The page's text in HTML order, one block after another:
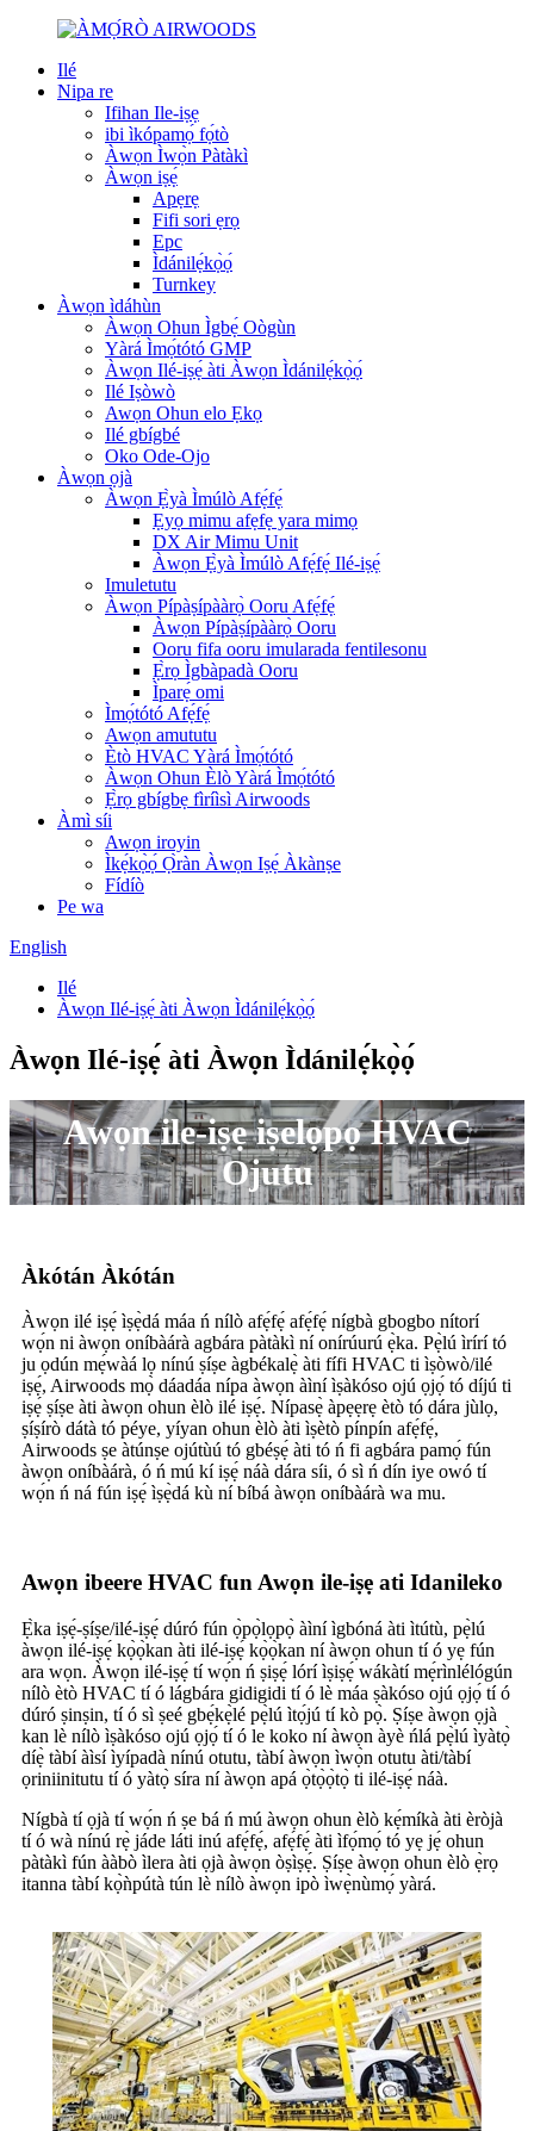
Ilé
Nipa re
Ifihan Ile-iṣẹ
ibi ìkópamọ́ fọ́tò
Àwọn Ìwọ̀n Pàtàkì
Àwọn iṣẹ́
Apẹrẹ
Fifi sori ẹrọ
Epc
Ìdánilẹ́kọ̀ọ́
Turnkey
Àwọn ìdáhùn
Àwọn Ohun Ìgbẹ́ Oògùn
Yàrá Ìmọ́tótó GMP
Àwọn Ilé-iṣẹ́ àti Àwọn Ìdánilẹ́kọ̀ọ́
Ilé Iṣòwò
Awọn Ohun elo Ẹkọ
Ilé gbígbé
Oko Ode-Ojo
Àwọn ọjà
Àwọn Ẹ̀yà Ìmúlò Afẹ́fẹ́
Ẹyọ mimu afẹfẹ yara mimọ
DX Air Mimu Unit
Àwọn Ẹ̀yà Ìmúlò Afẹ́fẹ́ Ilé-iṣẹ́
Imuletutu
Àwọn Pípàṣípààrọ̀ Ooru Afẹ́fẹ́
Àwọn Pípàṣípààrọ̀ Ooru
Ooru fifa ooru imularada fentilesonu
Ẹ̀rọ Ìgbàpadà Ooru
Ìparẹ́ omi
Ìmọ́tótó Afẹ́fẹ́
Awọn amututu
Ètò HVAC Yàrá Ìmọ́tótó
Àwọn Ohun Èlò Yàrá Ìmọ́tótó
Ẹ̀rọ gbígbẹ fìríìsì Airwoods
Àmì síi
Awọn iroyin
Ìkẹ́kọ̀ọ́ Ọ̀ràn Àwọn Iṣẹ́ Àkànṣe
Fídíò
Pe wa
English
Ilé
Àwọn Ilé-iṣẹ́ àti Àwọn Ìdánilẹ́kọ̀ọ́
Àwọn Ilé-iṣẹ́ àti Àwọn Ìdánilẹ́kọ̀ọ́
Awọn ile-iṣẹ iṣelọpọ HVAC
Ojutu
Àkótán Àkótán
Àwọn ilé iṣẹ́ ìṣẹ̀dá máa ń nílò afẹ́fẹ́ afẹ́fẹ́ nígbà gbogbo nítorí
wọ́n ni àwọn oníbàárà agbára pàtàkì ní onírúurú ẹ̀ka. Pẹ̀lú ìrírí tó
ju ọdún mẹ́wàá lọ nínú ṣíṣe àgbékalẹ̀ àti fífi HVAC ti ìṣòwò/ilé
iṣẹ́, Airwoods mọ̀ dáadáa nípa àwọn àìní ìṣàkóso ojú ọjọ́ tó díjú ti
iṣẹ́ ṣíṣe àti àwọn ohun èlò ilé iṣẹ́. Nípasẹ̀ àpẹẹrẹ ètò tó dára jùlọ,
ṣíṣírò dátà tó péye, yíyan ohun èlò àti ìṣètò pínpín afẹ́fẹ́,
Airwoods ṣe àtúnṣe ojútùú tó gbéṣẹ́ àti tó ń fi agbára pamọ́ fún
àwọn oníbàárà, ó ń mú kí iṣẹ́ náà dára síi, ó sì ń dín iye owó tí
wọ́n ń ná fún iṣẹ́ ìṣẹ̀dá kù ní bíbá àwọn oníbàárà wa mu.
Awọn ibeere HVAC fun Awọn ile-iṣẹ ati Idanileko
Ẹ̀ka iṣẹ́-ṣíṣe/ilé-iṣẹ́ dúró fún ọ̀pọ̀lọpọ̀ àìní ìgbóná àti ìtútù, pẹ̀lú
àwọn ilé-iṣẹ́ kọ̀ọ̀kan àti ilé-iṣẹ́ kọ̀ọ̀kan ní àwọn ohun tí ó yẹ fún
ara wọn. Àwọn ilé-iṣẹ́ tí wọ́n ń ṣiṣẹ́ lórí ìṣiṣẹ́ wákàtí mẹ́rìnlélógún
nílò ètò HVAC tí ó lágbára gidigidi tí ó lè máa ṣàkóso ojú ọjọ́ tí ó
dúró ṣinṣin, tí ó sì ṣeé gbẹ́kẹ̀lé pẹ̀lú ìtọ́jú tí kò pọ̀. Ṣíṣe àwọn ọjà
kan lè nílò ìṣàkóso ojú ọjọ́ tí ó le koko ní àwọn àyè ńlá pẹ̀lú ìyàtọ̀
díẹ̀ tàbí àìsí ìyípadà nínú otutu, tàbí àwọn ìwọ̀n otutu àti/tàbí
ọriniinitutu tí ó yàtọ̀ síra ní àwọn apá ọ̀tọ̀ọ̀tọ̀ ti ilé-iṣẹ́ náà.
Nígbà tí ọjà tí wọ́n ń ṣe bá ń mú àwọn ohun èlò kẹ́míkà àti èròjà
tí ó wà nínú rẹ̀ jáde láti inú afẹ́fẹ́, afẹ́fẹ́ àti ìfọ́mọ́ tó yẹ jẹ́ ohun
pàtàkì fún ààbò ìlera àti ọjà àwọn òṣìṣẹ́. Ṣíṣe àwọn ohun èlò ẹ̀rọ
itanna tàbí kọ̀ǹpútà tún lè nílò àwọn ipò ìwẹ̀nùmọ́ yàrá.